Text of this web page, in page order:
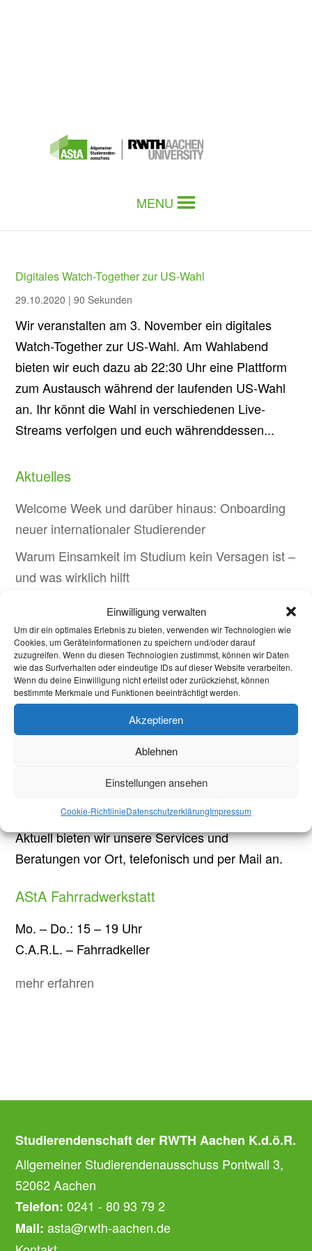
Einwilligung verwalten
Um dir ein optimales Erlebnis zu bieten, verwenden wir Technologien wie
Cookies, um Geräteinformationen zu speichern und/oder darauf
zuzugreifen. Wenn du diesen Technologien zustimmst, können wir Daten
wie das Surfverhalten oder eindeutige IDs auf dieser Website verarbeiten.
Wenn du deine Einwilligung nicht erteilst oder zurückziehst, können
bestimmte Merkmale und Funktionen beeinträchtigt werden.
Akzeptieren
Ablehnen
Einstellungen ansehen
Cookie-RichtlinieDatenschutzerklärungImpressum
MENU
Digitales Watch-Together zur US-Wahl
29.10.2020 |90 Sekunden
Wir veranstalten am 3. November ein digitales
Watch-Together zur US-Wahl. Am Wahlabend
bieten wir euch dazu ab 22:30 Uhr eine Plattform
zum Austausch während der laufenden US-Wahl
an. Ihr könnt die Wahl in verschiedenen Live-
Streams verfolgen und euch währenddessen...
Aktuelles
Welcome Week und darüber hinaus: Onboarding
neuer internationaler Studierender
Warum Einsamkeit im Studium kein Versagen ist –
und was wirklich hilft
Protest in Düsseldorf: Studierende demonstrieren
gegen Sparmaßnahmen an Hochschulen in NRW
Briefwahl bei Stichwahl
Kommunalwahlen in Aachen: Jede Stimme zählt!
Aktuell bieten wir unsere Services und
Beratungen vor Ort, telefonisch und per Mail an.
AStA Fahrradwerkstatt
Mo. – Do.: 15 – 19 Uhr
C.A.R.L. – Fahrradkeller
mehr erfahren
Studierendenschaft der RWTH Aachen K.d.ö.R.
Allgemeiner Studierendenausschuss Pontwall 3,
52062 Aachen
Telefon: 0241 - 80 93 79 2
Mail: asta@rwth-aachen.de